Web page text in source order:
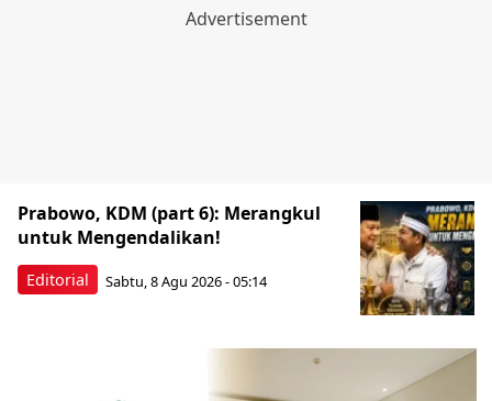
Editorial
Prabowo, KDM (part 6): Merangkul
untuk Mengendalikan!
Sabtu, 8 Agu 2026 - 05:14